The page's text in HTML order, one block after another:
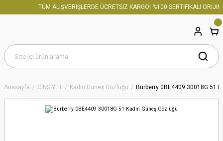
TÜM ALIŞVERİŞLERDE ÜCRETSİZ KARGO! %100 SERTİFİKALI
Anasayfa CİNSİYET Kadın Güneş Gözlüğü Burberry 0BE4409 30018G 51